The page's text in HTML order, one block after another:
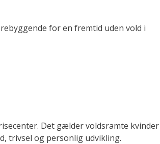
for en fremtid uden vold i
Det gælder voldsramte kvinder
trivsel og personlig udvikling.